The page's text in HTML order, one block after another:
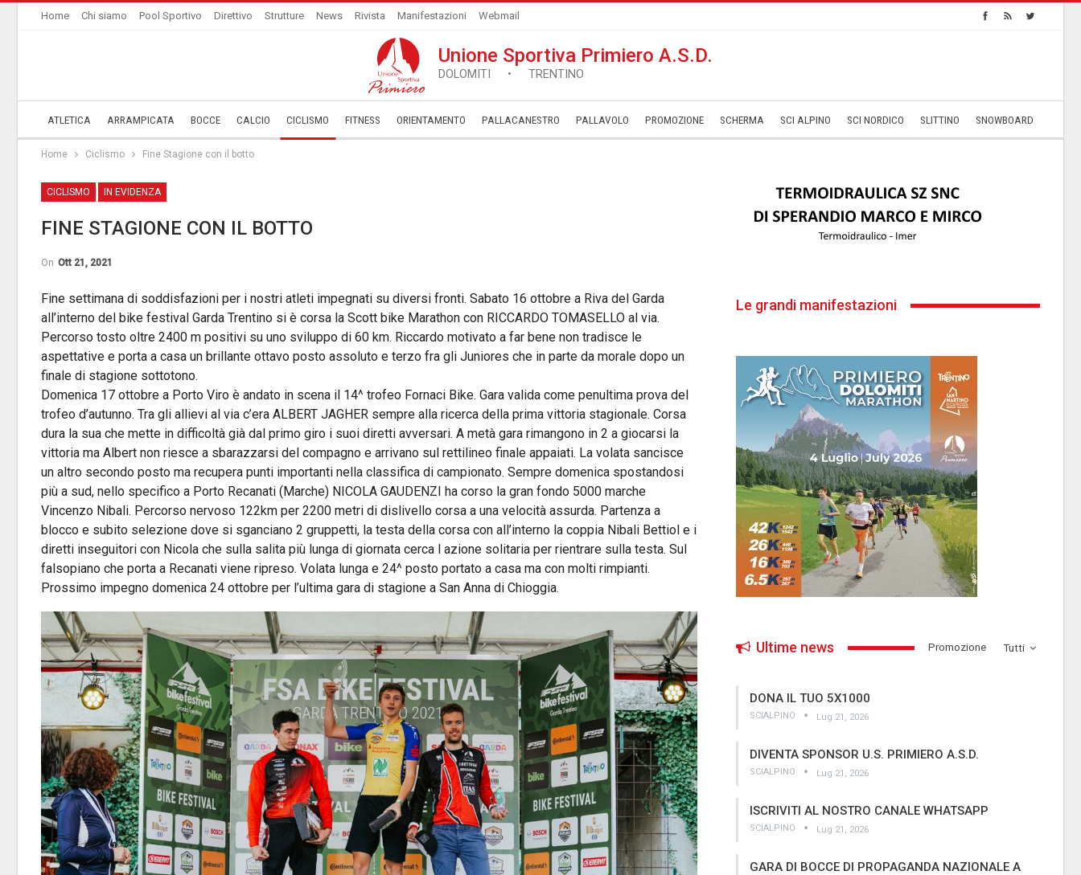
Home Chi siamo Pool Sportivo Direttivo Strutture News Rivista Manifestazioni Webmail
Unione Sportiva Primiero A.S.D.
DOLOMITI • TRENTINO
ATLETICA ARRAMPICATA BOCCE CALCIO CICLISMO FITNESS ORIENTAMENTO PALLACANESTRO PALLAVOLO ­PROMOZIONE SCHERMA SCI ALPINO SCI NORDICO SLITTINO SNOWBOARD
Home Ciclismo Fine Stagione con il botto
CICLISMO IN EVIDENZA
FINE STAGIONE CON IL BOTTO
On Ott 21, 2021
Fine settimana di soddisfazioni per i nostri atleti impegnati su diversi fronti. Sabato 16 ottobre a Riva del Garda
all’interno del bike festival Garda Trentino si è corsa la Scott bike Marathon con RICCARDO TOMASELLO al via.
Percorso tosto oltre 2400 m positivi su uno sviluppo di 60 km. Riccardo motivato a far bene non tradisce le
aspettative e porta a casa un brillante ottavo posto assoluto e terzo fra gli Juniores che in parte da morale dopo un
finale di stagione sottotono.
Domenica 17 ottobre a Porto Viro è andato in scena il 14^ trofeo Fornaci Bike. Gara valida come penultima prova del
trofeo d’autunno. Tra gli allievi al via c’era ALBERT JAGHER sempre alla ricerca della prima vittoria stagionale. Corsa
dura la sua che mette in difficoltà già dal primo giro i suoi diretti avversari. A metà gara rimangono in 2 a giocarsi la
vittoria ma Albert non riesce a sbarazzarsi del compagno e arrivano sul rettilineo finale appaiati. La volata sancisce
un altro secondo posto ma recupera punti importanti nella classifica di campionato. Sempre domenica spostandosi
più a sud, nello specifico a Porto Recanati (Marche) NICOLA GAUDENZI ha corso la gran fondo 5000 marche
Vincenzo Nibali. Percorso nervoso 122km per 2200 metri di dislivello corsa a una velocità assurda. Partenza a
blocco e subito selezione dove si sganciano 2 gruppetti, la testa della corsa con all’interno la coppia Nibali Bettiol e i
diretti inseguitori con Nicola che sulla salita più lunga di giornata cerca l azione solitaria per rientrare sulla testa. Sul
falsopiano che porta a Recanati viene ripreso. Volata lunga e 24^ posto portato a casa ma con molti rimpianti.
Prossimo impegno domenica 24 ottobre per l’ultima gara di stagione a San Anna di Chioggia.
Le grandi manifestazioni
Tutti
Ultime news ­Promozione
DONA IL TUO 5X1000
SCIALPINO Lug 21, 2026
DIVENTA SPONSOR U.S. PRIMIERO A.S.D.
SCIALPINO Lug 21, 2026
ISCRIVITI AL NOSTRO CANALE WHATSAPP
SCIALPINO Lug 21, 2026
GARA DI BOCCE DI PROPAGANDA NAZIONALE A